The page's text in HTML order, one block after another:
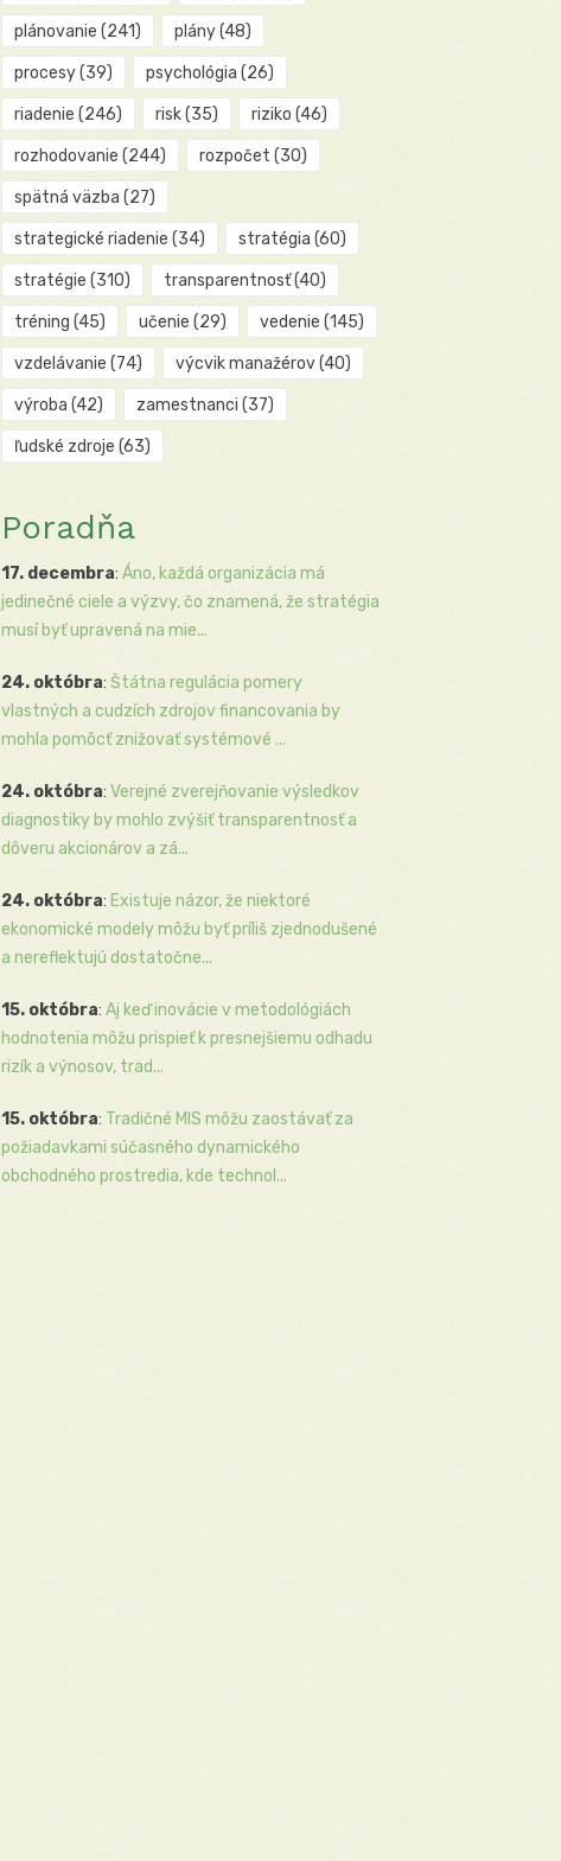
plánovanie (241) plány(48)
procesy(39) psychológia (26)
riadenie (246) risk(35) riziko (46)
rozhodovanie (244) rozpočet (30)
spätná väzba (27)
strategické riadenie (34) stratégia (60)
stratégie (310) transparentnosť(40)
tréning (45) učenie (29) vedenie (145)
vzdelávanie (74) výcvik manažérov(40)
výroba (42) zamestnanci (37)
ľudské zdroje (63)
Poradňa
17. decembra: Áno, každá organizácia má
jedinečné ciele a výzvy, čo znamená, že stratégia
musí byť upravená na mie...
24. októbra: Štátna regulácia pomery
vlastných a cudzích zdrojov financovania by
mohla pomôcť znižovať systémové ...
24. októbra: Verejné zverejňovanie výsledkov
diagnostiky by mohlo zvýšiť transparentnosť a
dôveru akcionárov a zá...
24. októbra: Existuje názor, že niektoré
ekonomické modely môžu byť príliš zjednodušené
a nereflektujú dostatočne...
15. októbra: Aj keď inovácie v metodológiách
hodnotenia môžu prispieť k presnejšiemu odhadu
rizík a výnosov, trad...
15. októbra: Tradičné MIS môžu zaostávať za
požiadavkami súčasného dynamického
obchodného prostredia, kde technol...